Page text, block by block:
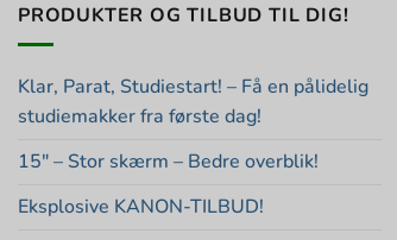
PRODUKTER OG TILBUD TIL DIG!
Klar, Parat, Studiestart! – Få en pålidelig
studiemakker fra første dag!
15″ – Stor skærm – Bedre overblik!
Eksplosive KANON-TILBUD!